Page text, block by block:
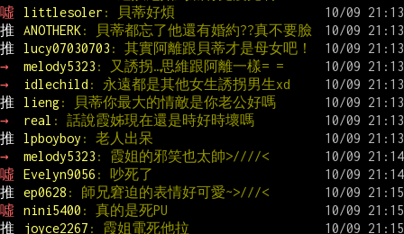
噓
littlesoler : 貝蒂好煩
推
ANOTHERK: 貝蒂都忘了他還有婚約??真不要臉
推
lucy07030703 : 其實阿離跟貝蒂才是母女吧！
→
melody5323 : 又誘拐…思維跟阿離一樣= =
→
idlechild : 永遠都是其他女生誘拐男生xd
推
lieng: 貝蒂你最大的情敵是你老公好嗎
→
real : 話說霞姊現在還是時好時壞嗎
推
lpboyboy : 老人出呆
→
melody5323 : 霞姐的邪笑也太帥>////<
噓
Evelyn9056 : 吵死了
推
ep0628 : 師兄窘迫的表情好可愛~>///<
噓
nini5400 : 真的是死PU
推
joyce2267 : 霞姐電死他拉